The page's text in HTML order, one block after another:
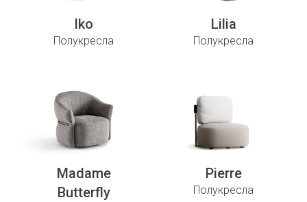
Iko
Полукресла
Lilia
Полукресла
Madame
Butterfly
Pierre
Полукресла